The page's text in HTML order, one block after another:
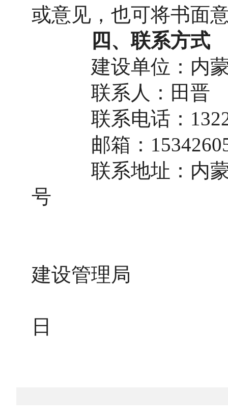
或意见，也可将书面
四、联系方式
建设单位：内蒙古
联系人：田晋
联系电话：
邮箱：
联系地址：内蒙古
号‌‌
建设管理局
日